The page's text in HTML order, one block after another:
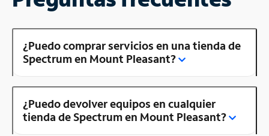
¿Puedo comprar servicios en una tienda de
Spectrum en Mount Pleasant?
¿Puedo devolver equipos en cualquier
tienda de Spectrum en Mount Pleasant?